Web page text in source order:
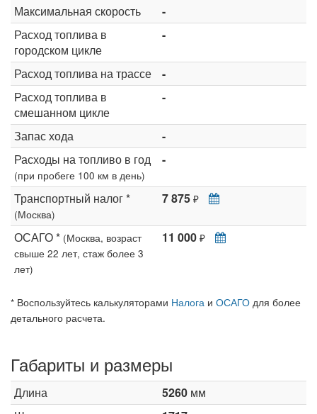
Максимальная скорость
-
Расход топлива в
городском цикле
-
Расход топлива на трассе
-
Расход топлива в
смешанном цикле
-
Запас хода
-
Расходы на топливо в год
(при пробеге 100 км в день)
-
Транспортный налог *
(Москва)
7 875 ₽
ОСАГО * (Москва, возраст
свыше 22 лет, стаж более 3
лет)
11 000 ₽
* Воспользуйтесь калькуляторами Налога и ОСАГО для более
детального расчета.
Габариты и размеры
Длина 5260 мм